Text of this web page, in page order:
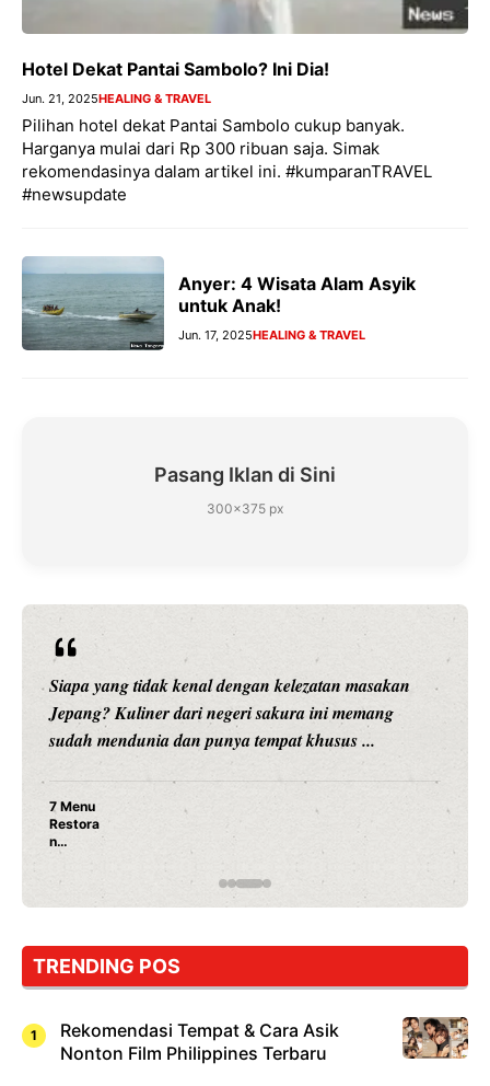
Hotel Dekat Pantai Sambolo? Ini Dia!
Jun. 21, 2025HEALING & TRAVEL
Pilihan hotel dekat Pantai Sambolo cukup banyak.
Harganya mulai dari Rp 300 ribuan saja. Simak
rekomendasinya dalam artikel ini. #kumparanTRAVEL
#newsupdate
Anyer: 4 Wisata Alam Asyik
untuk Anak!
Jun. 17, 2025HEALING & TRAVEL
Pasang Iklan di Sini
300×375 px
Siapa yang tidak kenal dengan kelezatan masakan
Jepang? Kuliner dari negeri sakura ini memang
sudah mendunia dan punya tempat khusus ...
7 Menu
Restora
n
Jepang
yang
Dicoba,
Cuma
Sushi!
TRENDING POS
Rekomendasi Tempat & Cara Asik
Nonton Film Philippines Terbaru